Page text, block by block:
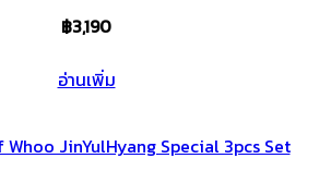
฿3,190
อ่านเพิ่ม